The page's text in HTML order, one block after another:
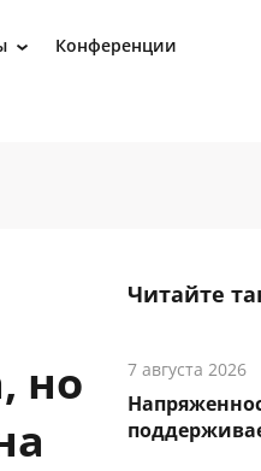
› Конференции
но
Читайте
7 августа 2026